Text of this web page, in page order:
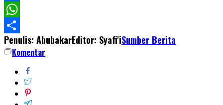
Facebook
WhatsApp
Share
Penulis: AbubakarEditor: Syafi'iSumber Berita
Komentar